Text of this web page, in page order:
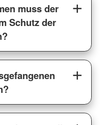
muss der
Schutz der